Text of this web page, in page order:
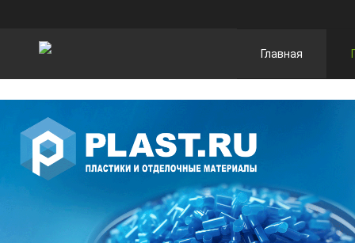
Главная